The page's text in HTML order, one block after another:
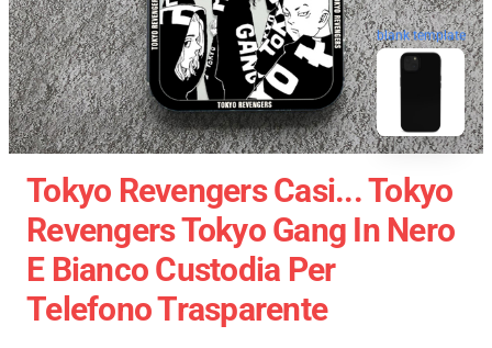
blank template
Tokyo Revengers Casi... Tokyo
Revengers Tokyo Gang In Nero
E Bianco Custodia Per
Telefono Trasparente